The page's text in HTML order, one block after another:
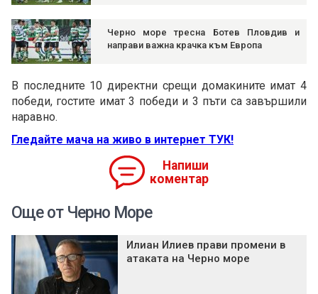
Черно море тресна Ботев Пловдив и
направи важна крачка към Европа
В последните 10 директни срещи домакините имат 4
победи, гостите имат 3 победи и 3 пъти са завършили
наравно.
Гледайте мача на живо в интернет ТУК!
Напиши
коментар
Още от Черно Море
Илиан Илиев прави промени в
атаката на Черно море